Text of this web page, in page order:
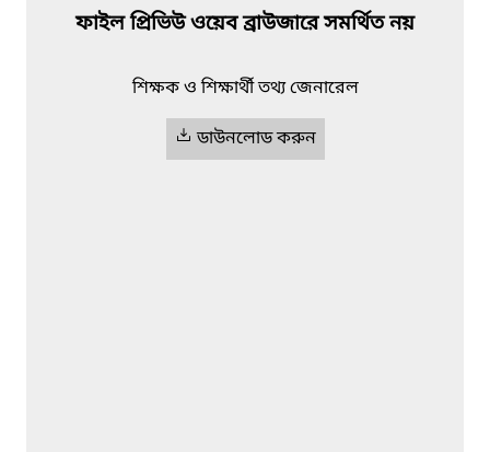
ফাইল প্রিভিউ ওয়েব ব্রাউজারে সমর্থিত নয়
শিক্ষক ও শিক্ষার্থী তথ্য জেনারেল
ডাউনলোড করুন